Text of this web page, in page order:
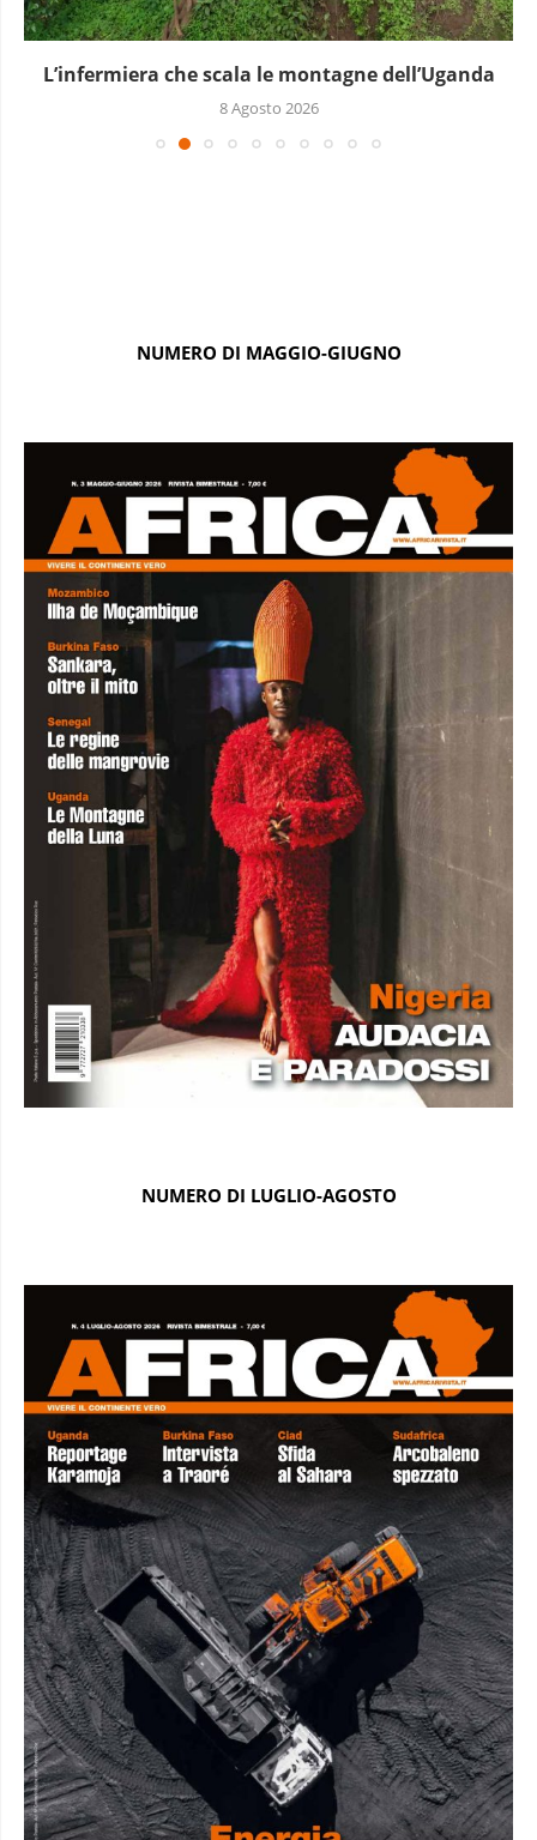
L’infermiera che scala le montagne dell’Uganda
8 Agosto 2026
NUMERO DI MAGGIO-GIUGNO
NUMERO DI LUGLIO-AGOSTO